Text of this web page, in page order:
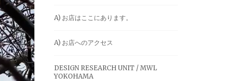
A) お店はここにあります。
A) お店へのアクセス
DESIGN RESEARCH UNIT / MWL
YOKOHAMA